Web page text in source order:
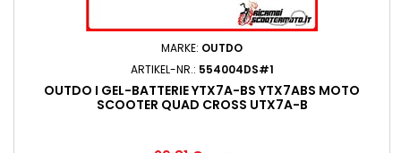
MARKE: OUTDO
ARTIKEL-NR.: 554004DS#1
OUTDO I GEL-BATTERIE YTX7A-BS YTX7ABS MOTO
SCOOTER QUAD CROSS UTX7A-B